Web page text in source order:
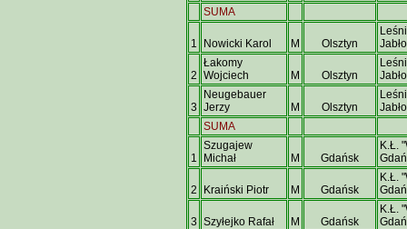
SUMA
1 Nowicki Karol M Olsztyn
2
Łakomy
Wojciech
M Olsztyn
3
Neugebauer
Jerzy
M Olsztyn
SUMA
1
Szugajew
Michał
M Gdańsk
K.Ł.
2 Kraiński Piotr M Gdańsk
K.Ł.
3 Szyłejko Rafał M Gdańsk
K.Ł.